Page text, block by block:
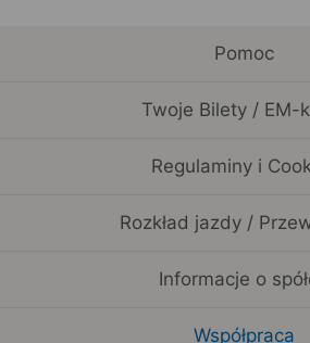
Pomoc
Twoje Bilety / EM-
Regulaminy i
Rozkład jazdy /
Informacje o
Współpraca